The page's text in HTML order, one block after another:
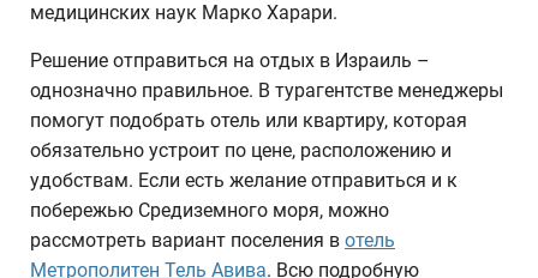
медицинских наук Марко Харари.
Решение отправиться на отдых в Израиль –
однозначно правильное. В турагентстве менеджеры
помогут подобрать отель или квартиру, которая
обязательно устроит по цене, расположению и
удобствам. Если есть желание отправиться и к
побережью Средиземного моря, можно
рассмотреть вариант поселения в отель
Метрополитен Тель Авива. Всю подробную